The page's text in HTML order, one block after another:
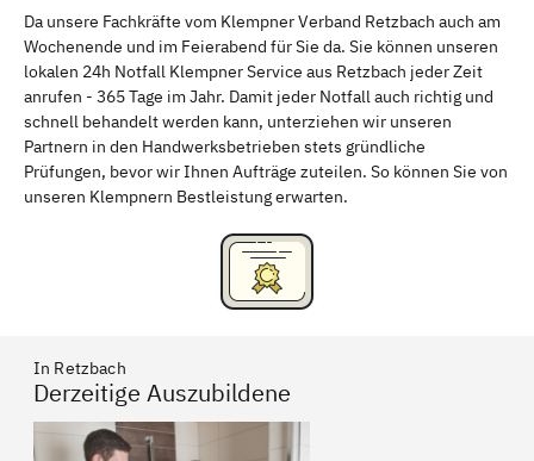
Schweinfurt Passau
Freising Rudelsdorf, Mittelfranken
Da unsere Fachkräfte vom Klempner Verband Retzbach auch am
Wochenende und im Feierabend für Sie da. Sie können unseren
lokalen 24h Notfall Klempner Service aus Retzbach jeder Zeit
anrufen - 365 Tage im Jahr. Damit jeder Notfall auch richtig und
schnell behandelt werden kann, unterziehen wir unseren
Partnern in den Handwerksbetrieben stets gründliche
Prüfungen, bevor wir Ihnen Aufträge zuteilen. So können Sie von
unseren Klempnern Bestleistung erwarten.
In Retzbach
Derzeitige Auszubildene